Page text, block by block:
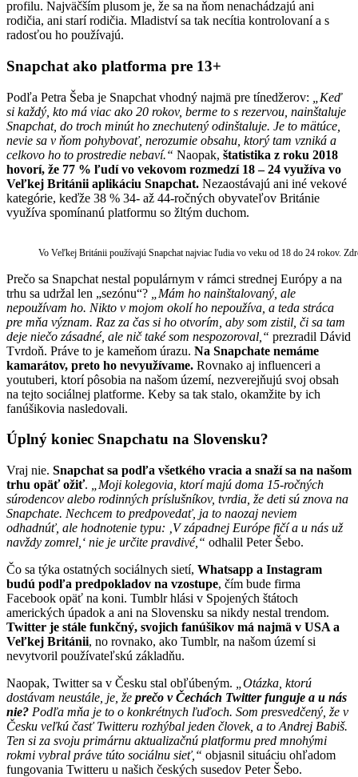
profilu. Najväčším plusom je, že sa na ňom nenachádzajú ani
rodičia, ani starí rodičia. Mladiství sa tak necítia kontrolovaní a s
radosťou ho používajú.
Snapchat ako platforma pre 13+
Podľa Petra Šeba je Snapchat vhodný najmä pre tínedžerov:
Keď
si každý, kto má viac ako 20 rokov, berme to s rezervou, nainštaluje
Snapchat, do troch minút ho znechutený odinštaluje. Je to mätúce,
nevie sa v ňom pohybovať, nerozumie obsahu, ktorý tam vzniká a
celkovo ho to prostredie nebaví.“ Naopak, štatistika z roku 2018
hovorí, že 77 % ľudí vo vekovom rozmedzí 18 – 24 využíva vo
Veľkej Británii aplikáciu Snapchat. Nezaostávajú ani iné vekové
kategórie, keďže 38 % 34- až 44-ročných obyvateľov Británie
využíva spomínanú platformu so žltým duchom.
Vo Veľkej Británii používajú Snapchat najviac ľudia vo veku od 18 do 24 rokov.
Prečo sa Snapchat nestal populárnym v rámci strednej Európy a na
trhu sa udržal len „sezónu“?
„Mám ho nainštalovaný, ale
nepoužívam ho. Nikto v mojom okolí ho nepoužíva, a teda stráca
pre mňa význam. Raz za čas si ho otvorím, aby som zistil, či sa tam
deje niečo zásadné, ale nič také som nespozoroval,“ prezradil Dávid
Tvrdoň. Práve to je kameňom úrazu. Na Snapchate nemáme
kamarátov, preto ho nevyužívame. Rovnako aj influenceri a
youtuberi, ktorí pôsobia na našom území, nezverejňujú svoj obsah
na tejto sociálnej platforme. Keby sa tak stalo, okamžite by ich
fanúšikovia nasledovali.
Úplný koniec Snapchatu na Slovensku?
Vraj nie. Snapchat sa podľa všetkého vracia a snaží sa na našom
trhu opäť ožiť.
Moji kolegovia, ktorí majú doma 15-ročných
súrodencov alebo rodinných príslušníkov, tvrdia, že deti sú znova na
Snapchate. Nechcem to predpovedať, ja to naozaj neviem
odhadnúť, ale hodnotenie typu: ‚V západnej Európe fičí a u nás už
navždy zomrel,‘ nie je určite pravdivé,“ odhalil Peter Šebo.
Čo sa týka ostatných sociálnych sietí, Whatsapp a Instagram
budú podľa predpokladov na vzostupe, čím bude firma
Facebook opäť na koni. Tumblr hlási v Spojených štátoch
amerických úpadok a ani na Slovensku sa nikdy nestal trendom.
Twitter je stále funkčný, svojich fanúšikov má najmä v USA a
Veľkej Británii, no rovnako, ako Tumblr, na našom území si
nevytvoril používateľskú základňu.
Naopak, Twitter sa v Česku stal obľúbeným.
Otázka, ktorú
dostávam neustále, je, že prečo v Čechách Twitter funguje a u nás
nie? Podľa mňa je to o konkrétnych ľuďoch. Som presvedčený, že v
Česku veľkú časť Twitteru rozhýbal jeden človek, a to Andrej Babiš.
Ten si za svoju primárnu aktualizačnú platformu pred mnohými
rokmi vybral práve túto sociálnu sieť,“ objasnil situáciu ohľadom
fungovania Twitteru u našich českých susedov Peter Šebo.